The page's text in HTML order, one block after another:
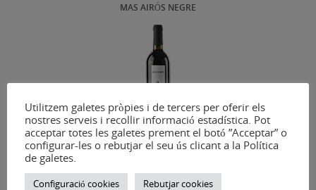
MAS AIRÓS NEGRE
MAS AIRÓS ROSAT
Utilitzem galetes pròpies i de tercers per oferir els
nostres serveis i recollir informació estadística. Pot
acceptar totes les galetes prement el botó ”Acceptar” o
configurar-les o rebutjar el seu ús clicant a la Política
de galetes.
Configuració cookies Rebutjar cookies